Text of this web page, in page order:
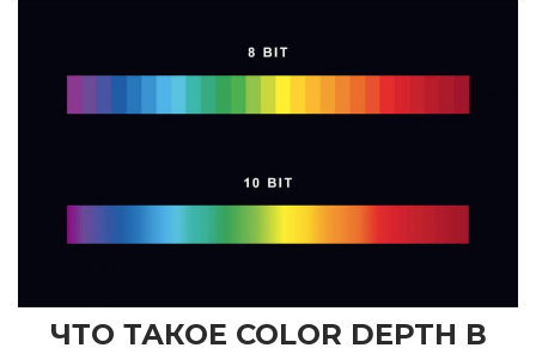
ЧТО ТАКОЕ COLOR DEPTH В